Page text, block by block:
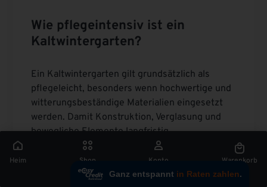
Wie pflegeintensiv ist ein
Kaltwintergarten?
Ein Kaltwintergarten gilt grundsätzlich als
pflegeleicht, besonders wenn hochwertige und
witterungsbeständige Materialien eingesetzt
werden. Damit Konstruktion, Verglasung und
bewegliche Elemente langfristig
funktionstüchtig bleiben, empfiehlt sich jedoch
eine regelmäßige Reinigung und Sichtkontrolle.
Glasflächen sollten von Schmutz und
Heim Shop Konto Warenkorb